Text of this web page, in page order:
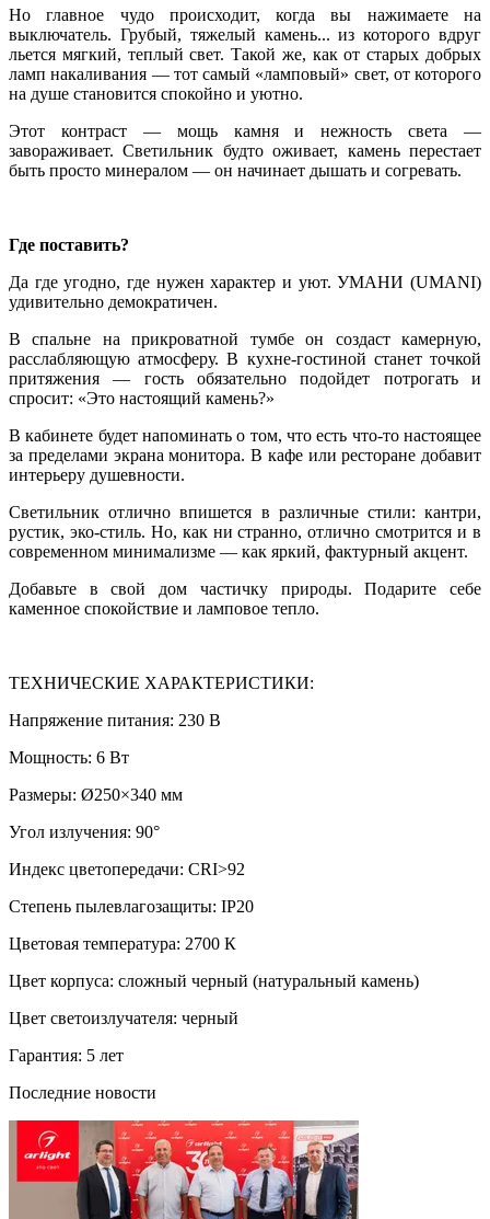
Но главное чудо происходит, когда вы нажимаете на
выключатель. Грубый, тяжелый камень... из которого вдруг
льется мягкий, теплый свет. Такой же, как от старых добрых
ламп накаливания — тот самый «ламповый» свет, от которого
на душе становится спокойно и уютно.
Этот контраст — мощь камня и нежность света —
завораживает. Светильник будто оживает, камень перестает
быть просто минералом — он начинает дышать и согревать.
Где поставить?
Да где угодно, где нужен характер и уют. УМАНИ (UMANI)
удивительно демократичен.
В спальне на прикроватной тумбе он создаст камерную,
расслабляющую атмосферу. В кухне-гостиной станет точкой
притяжения — гость обязательно подойдет потрогать и
спросит: «Это настоящий камень?»
В кабинете будет напоминать о том, что есть что-то настоящее
за пределами экрана монитора. В кафе или ресторане добавит
интерьеру душевности.
Светильник отлично впишется в различные стили: кантри,
рустик, эко-стиль. Но, как ни странно, отлично смотрится и в
современном минимализме — как яркий, фактурный акцент.
Добавьте в свой дом частичку природы. Подарите себе
каменное спокойствие и ламповое тепло.
ТЕХНИЧЕСКИЕ ХАРАКТЕРИСТИКИ:
Напряжение питания: 230 В
Мощность: 6 Вт
Размеры: Ø250×340 мм
Угол излучения: 90°
Индекс цветопередачи: CRI>92
Степень пылевлагозащиты: IP20
Цветовая температура: 2700 К
Цвет корпуса: сложный черный (натуральный камень)
Цвет светоизлучателя: черный
Гарантия: 5 лет
Последние новости